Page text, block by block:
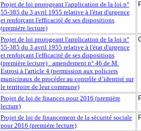
Projet de loi prorogeant l'application de la loi n°
55-385 du 3 avril 1955 relative à l'état d'urgence
et renforçant l'efficacité de ses dispositions
(première lecture)
Projet de loi prorogeant l'application de la loi n°
55-385 du 3 avril 1955 relative à l'état d'urgence
et renforçant l'efficacité de ses dispositions
(première lecture) : amendement n° 46 de M.
Estrosi à l'article 4 (permission aux policiers
municipaux de procéder au contrôle d’identité sur
le territoire de leur commune)
Projet de loi de finances pour 2016 (première
lecture)
Projet de loi de financement de la sécurité sociale
pour 2016 (première lecture)